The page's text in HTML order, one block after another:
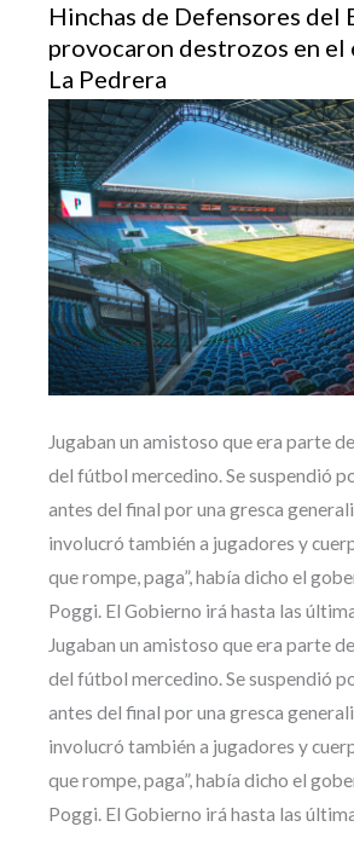
Hinchas de Defensores del
provocaron destrozos en el
La Pedrera
Jugaban un amistoso que era parte
del fútbol mercedino. Se suspendió
antes del final por una gresca
involucró también a jugadores y
que rompe, paga”, había dicho el
Poggi. El Gobierno irá hasta las
Jugaban un amistoso que era parte
del fútbol mercedino. Se suspendió
antes del final por una gresca
involucró también a jugadores y
que rompe, paga”, había dicho el
Poggi. El Gobierno irá hasta las